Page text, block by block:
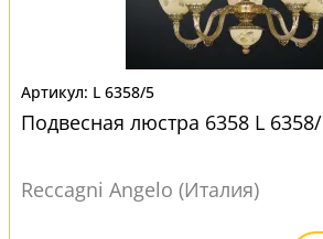
L 6358/5
Подвесная люстра 6358 L
Reccagni Angelo (Италия)